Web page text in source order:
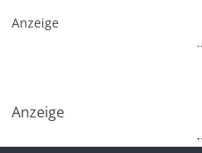
Anzeige
..
Anzeige
..